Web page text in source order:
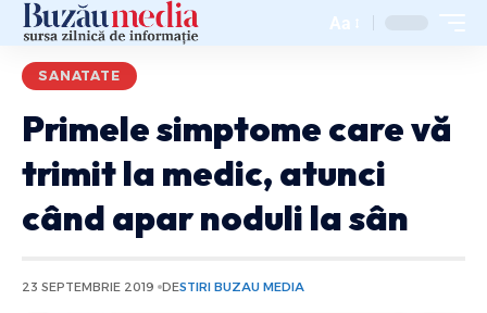
Aa
SANATATE
Primele simptome care vă
trimit la medic, atunci
când apar noduli la sân
23 SEPTEMBRIE 2019 DESTIRI BUZAU MEDIA